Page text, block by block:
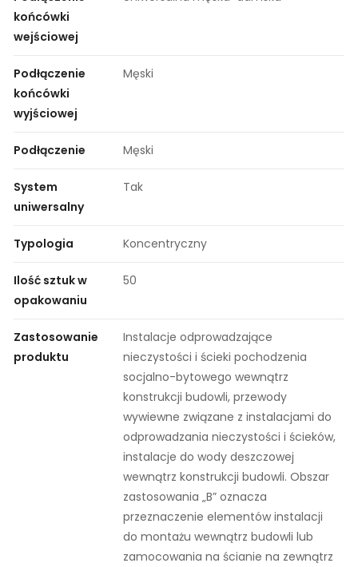
końcówki
wejściowej
Podłączenie
końcówki
wyjściowej
Męski
Podłączenie Męski
System
uniwersalny
Tak
Typologia Koncentryczny
Ilość sztuk w
opakowaniu
50
Zastosowanie
produktu
Instalacje odprowadzające
nieczystości i ścieki pochodzenia
socjalno-bytowego wewnątrz
konstrukcji budowli, przewody
wywiewne związane z instalacjami do
odprowadzania nieczystości i ścieków,
instalacje do wody deszczowej
wewnątrz konstrukcji budowli. Obszar
zastosowania „B” oznacza
przeznaczenie elementów instalacji
do montażu wewnątrz budowli lub
zamocowania na ścianie na zewnątrz